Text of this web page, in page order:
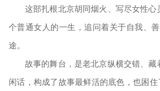
这部扎根北京胡同烟火、写尽女性
个普通女人的一生，追问着关于自我、
途。
故事的舞台，是老北京纵横交错、
闲话，构成了故事最鲜活的底色，也困